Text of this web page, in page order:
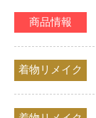
商品情報
着物リメイク